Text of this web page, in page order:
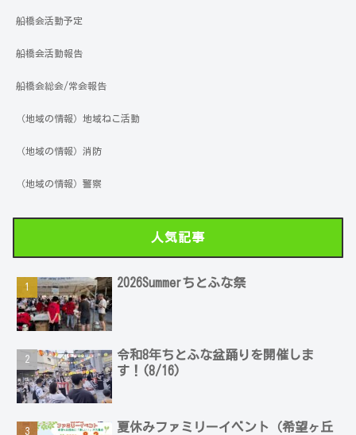
船橋会活動予定
船橋会活動報告
船橋会総会/常会報告
（地域の情報）地域ねこ活動
（地域の情報）消防
（地域の情報）警察
人気記事
2026Summerちとふな祭
令和8年ちとふな盆踊りを開催しま
す！(8/16)
夏休みファミリーイベント（希望ヶ丘